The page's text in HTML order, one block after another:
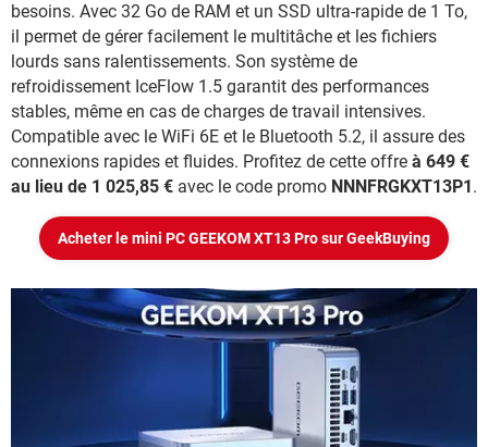
besoins. Avec 32 Go de RAM et un SSD ultra-rapide de 1 To,
il permet de gérer facilement le multitâche et les fichiers
lourds sans ralentissements. Son système de
refroidissement IceFlow 1.5 garantit des performances
stables, même en cas de charges de travail intensives.
Compatible avec le WiFi 6E et le Bluetooth 5.2, il assure des
connexions rapides et fluides. Profitez de cette offre à 649 €
au lieu de 1 025,85 € avec le code promo NNNFRGKXT13P1 .
Acheter le mini PC GEEKOM XT13 Pro sur GeekBuying